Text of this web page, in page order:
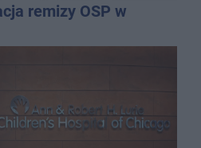
remizy OSP w